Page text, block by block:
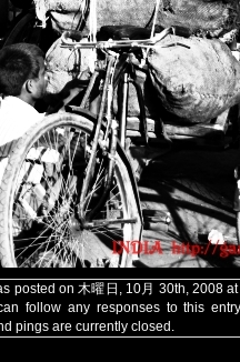
posted on 木曜日, 10月 30th, 2008
follow any responses to this
pings are currently closed.